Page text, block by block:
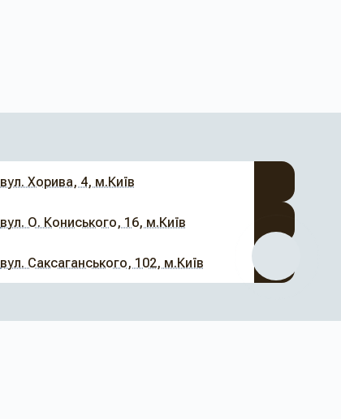
вул. Хорива, 4, м.Київ
вул. О. Кониського, 16, м.Київ
вул. Саксаганського, 102, м.Київ